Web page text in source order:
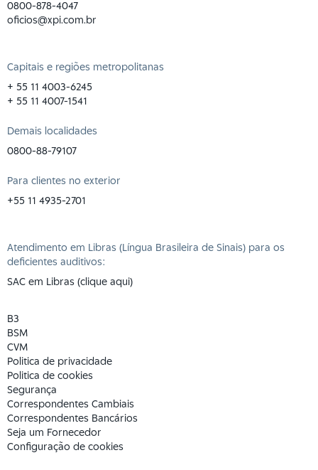
0800-878-4047
oficios@xpi.com.br
Capitais e regiões metropolitanas
+ 55 11 4003-6245
+ 55 11 4007-1541
Demais localidades
0800-88-79107
Para clientes no exterior
+55 11 4935-2701
Atendimento em Libras (Língua Brasileira de Sinais) para os
deficientes auditivos:
SAC em Libras (clique aqui)
B3
BSM
CVM
Politica de privacidade
Politica de cookies
Segurança
Correspondentes Cambiais
Correspondentes Bancários
Seja um Fornecedor
Configuração de cookies